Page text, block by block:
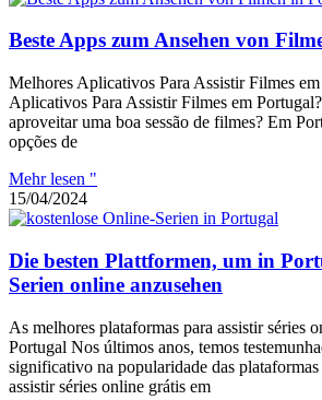
Beste Apps zum Ansehen von
Melhores Aplicativos Para Assistir Filmes
Aplicativos Para Assistir Filmes em
aproveitar uma boa sessão de filmes? Em
opções de
Mehr lesen "
15/04/2024
Die besten Plattformen, um in
Serien online anzusehen
As melhores plataformas para assistir séries
Portugal Nos últimos anos, temos
significativo na popularidade das plataformas
assistir séries online grátis em